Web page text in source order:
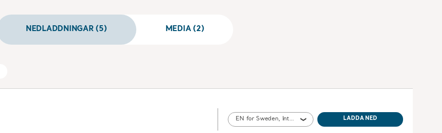
Denna sele ska endast användas tillsammans med Arjos stå- och lyfthjälpmedel enligt sidan med de tillåtna
kombinationerna som anges i bruksanvisningen.
NEDLADDNINGAR (5) MEDIA (2)
EN for Sweden, International, United States of America, Australia, Belgium, Switzerland, Germany, Denmark, Spain, France, United Kingdom of Great Britain and Northern Ireland, Norway, Ireland, Canada, New Zealand, Italy, Netherlands, Portugal, Brazil, Austria, Russia, Finland, South Africa LADDA NED